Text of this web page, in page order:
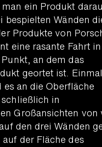
ein Produkt
bespielten Wänden
Produkte von
eine rasante Fahrt
an dem das
geortet ist. Einmal
an die Oberfläche
in
Großansichten von
den drei Wänden
der Fläche des